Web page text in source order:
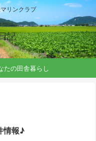
リンクラブ
記
の田舎暮らし
情報♪